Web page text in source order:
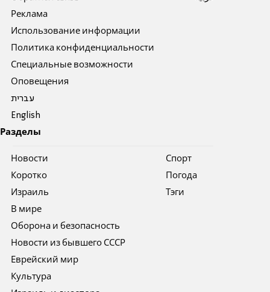
Реклама
Использование информации
Политика конфиденциальности
Специальные возможности
Оповещения
עברית
English
Разделы
Новости
Коротко
Израиль
В мире
Оборона и безопасность
Новости из бывшего СССР
Еврейский мир
Культура
Спорт
Погода
Тэги